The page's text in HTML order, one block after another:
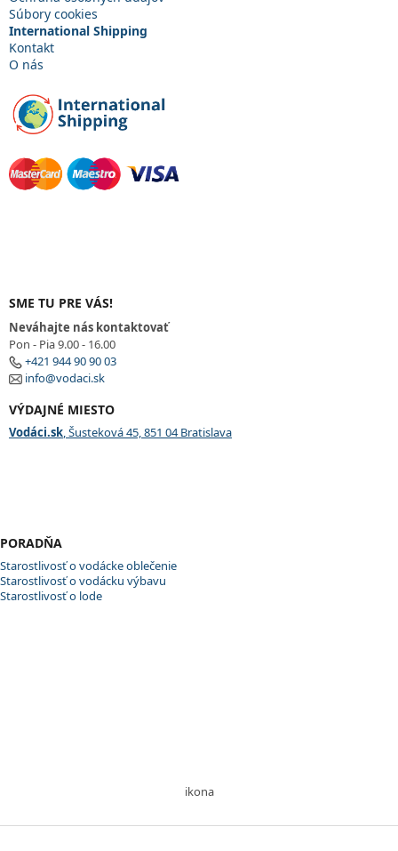
Súbory cookies
International Shipping
Kontakt
O nás
SME TU PRE VÁS!
Neváhajte nás kontaktovať
Pon - Pia 9.00 - 16.00
+421 944 90 90 03
info@vodaci.sk
VÝDAJNÉ MIESTO
Vodáci.sk, Šusteková 45, 851 04 Bratislava
PORADŇA
Starostlivosť o vodácke oblečenie
Starostlivosť o vodácku výbavu
Starostlivosť o lode
ikona